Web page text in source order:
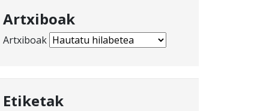
Artxiboak
Artxiboak
Etiketak